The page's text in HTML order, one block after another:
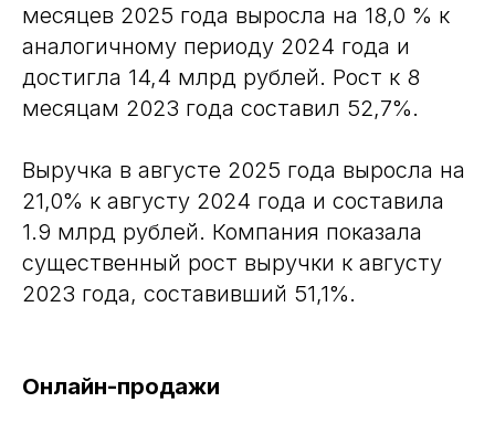
месяцев 2025 года выросла на 18,0 % к
аналогичному периоду 2024 года и
достигла 14,4 млрд рублей. Рост к 8
месяцам 2023 года составил 52,7%.
Выручка в августе 2025 года выросла на
21,0% к августу 2024 года и составила
1.9 млрд рублей. Компания показала
существенный рост выручки к августу
2023 года, составивший 51,1%.
Онлайн-продажи